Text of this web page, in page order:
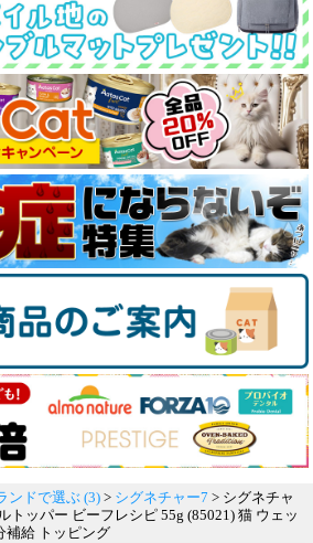
ンドで選ぶ (3) > シグネチャー7 > シグネチャ
トッパー ビーフレシピ 55g (85021) 猫 ウェッ
補給 トッピング